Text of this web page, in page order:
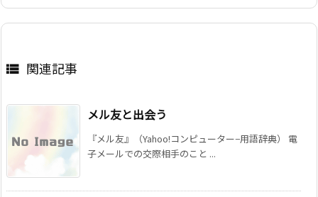
 関連記事
メル友と出会う
『メル友』（Yahoo!コンピューター−用語辞典） 電
子メールでの交際相手のこと ...